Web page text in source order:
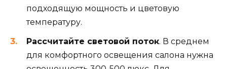
подходящую мощность и цветовую
температуру.
Рассчитайте световой поток. В среднем
для комфортного освещения салона нужна